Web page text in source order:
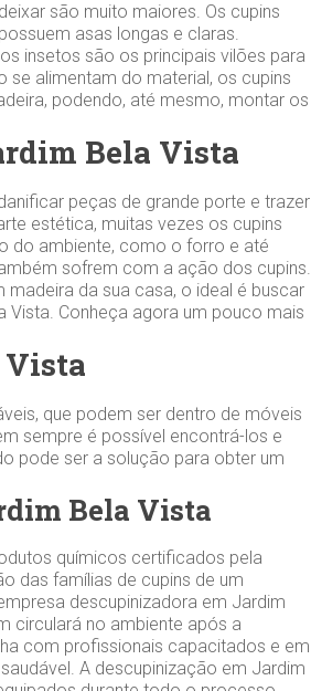
são muito maiores. Os cupins
asas longas e claras.
insetos são os principais vilões para
se alimentam do material, os cupins
podendo, até mesmo, montar os
Bela Vista
peças de grande porte e trazer
estética, muitas vezes os cupins
do ambiente, como o forro e até
sofrem com a ação dos cupins.
da sua casa, o ideal é buscar
Vista. Conheça agora um pouco mais
Vista
que podem ser dentro de móveis
sempre é possível encontrá-los e
pode ser a solução para obter um
Bela Vista
químicos certificados pela
das famílias de cupins de um
descupinizadora em Jardim
circulará no ambiente após a
com profissionais capacitados e em
A descupinização em Jardim